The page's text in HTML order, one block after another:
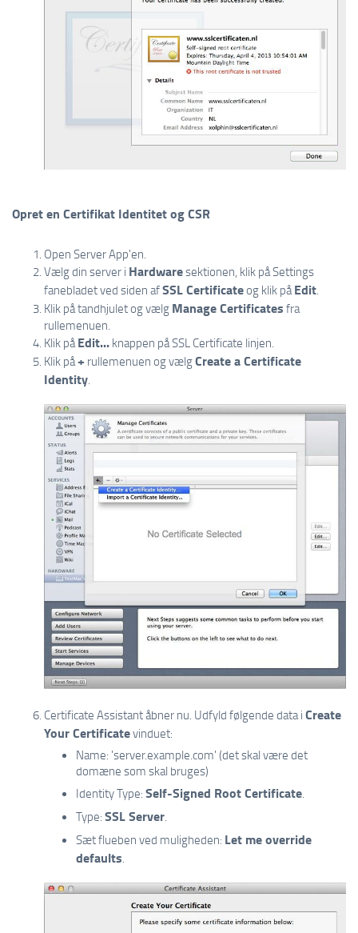
Opret en Certifikat Identitet og CSR
Open Server App'en.
Vælg din server i Hardwaresektionen, klik på Settings
fanebladet ved siden afSSL Certificateog klik påEdit.
Klik på tandhjulet og vælg Manage Certificates fra
rullemenuen.
Klik påEdit... knappen på SSL Certificate linjen.
Klik på+ rullemenuen og vælgCreate a Certificate
Identity.
Certificate Assistant åbner nu. Udfyld følgende data i Create
Your Certificatevinduet:
Name: 'server.example.com' (det skal være det
domæne som skal bruges)
Identity Type: Self-Signed Root Certificate.
Type: SSL Server.
Sæt flueben ved muligheden: Let me override
defaults.